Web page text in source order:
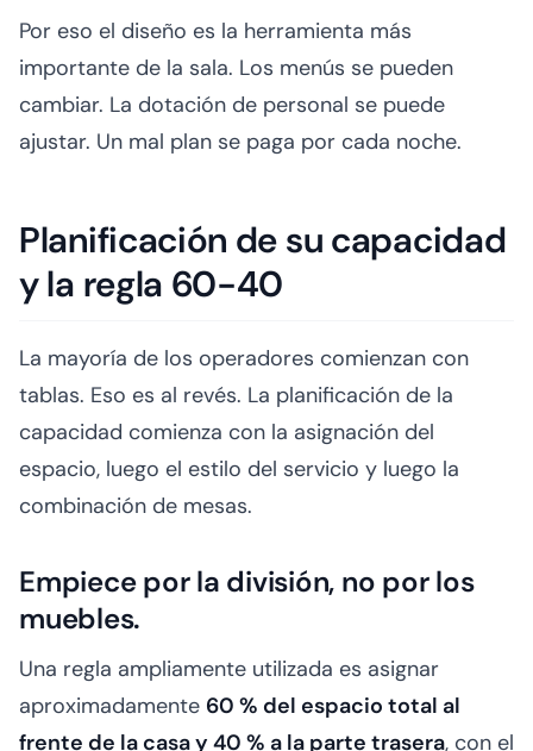
Por eso el diseño es la herramienta más
importante de la sala. Los menús se pueden
cambiar. La dotación de personal se puede
ajustar. Un mal plan se paga por cada noche.
Planificación de su capacidad
y la regla 60-40
La mayoría de los operadores comienzan con
tablas. Eso es al revés. La planificación de la
capacidad comienza con la asignación del
espacio, luego el estilo del servicio y luego la
combinación de mesas.
Empiece por la división, no por los
muebles.
Una regla ampliamente utilizada es asignar
aproximadamente 60 % del espacio total al
frente de la casa y 40 % a la parte trasera, con el